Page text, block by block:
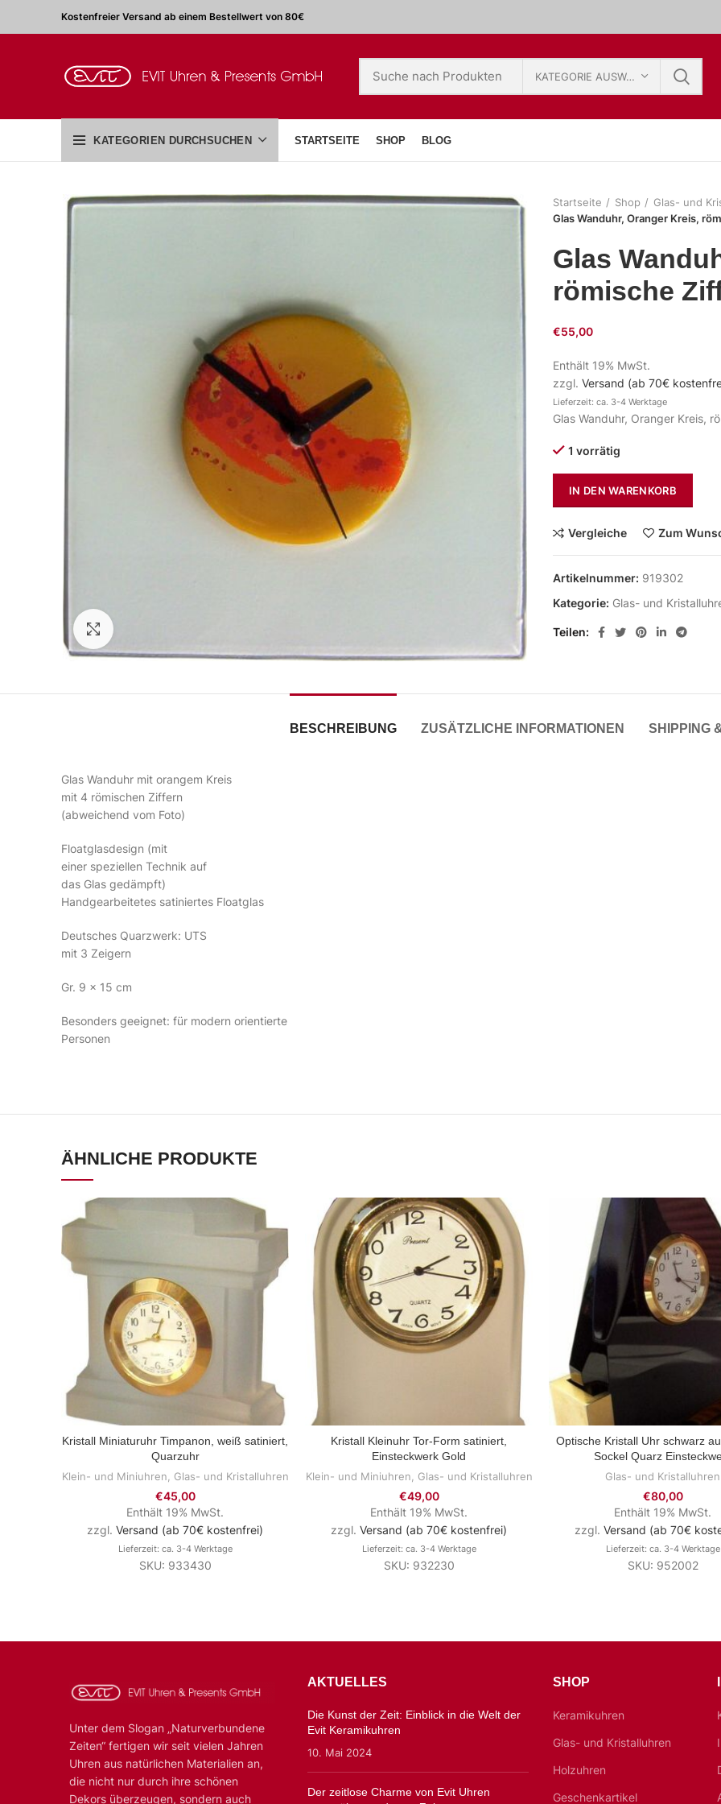
Kostenfreier Versand ab einem Bestellwert von 80€
KATEGORIE AUSWÄHLEN
KATEGORIEN DURCHSUCHEN STARTSEITE SHOP BLOG
Startseite Shop
Glas- und
Glas Wanduhr, Oranger Kreis,
Glas
römische
€55,00
Enthält 19% MwSt.
zzgl. Versand (ab 70€
Lieferzeit: ca. 3-4 Werktage
Glas Wanduhr, Oranger Kreis,
1 vorrätig
IN DEN WARENKORB
Vergleiche Zum
Artikelnummer: 919302
Kategorie: Glas- und
Teilen
BESCHREIBUNG ZUSÄTZLICHE INFORMATIONEN SHIPPING
Glas Wanduhr mit orangem Kreis
mit 4 römischen Ziffern
(abweichend vom Foto)
Floatglasdesign (mit
einer speziellen Technik auf
das Glas gedämpft)
Handgearbeitetes satiniertes Floatglas
Deutsches Quarzwerk: UTS
mit 3 Zeigern
Gr. 9 x 15 cm
Besonders geeignet: für modern orientierte
Personen
ÄHNLICHE PRODUKTE
ZUM PRODUKT
Kristall Miniaturuhr Timpanon, weiß satiniert,
Quarzuhr
Klein- und Miniuhren, Glas- und Kristalluhren
€45,00
Enthält 19% MwSt.
zzgl. Versand (ab 70€ kostenfrei)
Lieferzeit: ca. 3-4 Werktage
SKU: 933430
ZUM PRODUKT
Kristall Kleinuhr Tor-Form satiniert,
Einsteckwerk Gold
Klein- und Miniuhren, Glas- und Kristalluhren
€49,00
Enthält 19% MwSt.
zzgl. Versand (ab 70€ kostenfrei)
Lieferzeit: ca. 3-4 Werktage
SKU: 932230
ZUM PRODUKT
Optische Kristall Uhr schwarz
Sockel Quarz
Glas- und Kristalluhren
€80,00
Enthält 19% MwSt.
zzgl. Versand (ab 70€
Lieferzeit: ca. 3-4 Werktage
SKU: 952002
Unter dem Slogan „Naturverbundene
Zeiten“ fertigen wir seit vielen Jahren
Uhren aus natürlichen Materialien an,
die nicht nur durch ihre schönen
Dekors überzeugen, sondern auch
AKTUELLES
Die Kunst der Zeit: Einblick in die Welt der
Evit Keramikuhren
10. Mai 2024
Der zeitlose Charme von Evit Uhren
SHOP
Keramikuhren
Glas- und Kristalluhren
Holzuhren
Geschenkartikel